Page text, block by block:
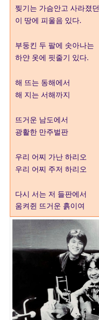
찢기는 가슴안고 사라졌던
이 땅에 피울음 있다.
부둥킨 두 팔에 솟아나는
하얀 옷에 핏줄기 있다.
해 뜨는 동해에서
해 지는 서해까지
뜨거운 남도에서
광활한 만주벌판
우리 어찌 가난 하리오
우리 어찌 주저 하리오
다시 서는 저 들판에서
움켜쥔 뜨거운 흙이여